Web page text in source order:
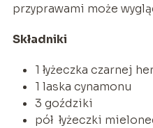
przyprawami może
Składniki
1 łyżeczka czarnej
1 laska cynamonu
3 goździki
pół łyżeczki